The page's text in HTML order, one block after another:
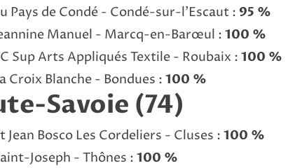
Pays de Condé - Condé-sur-l’Escaut : 95 %
Manuel - Marcq-en-Barœul :100 %
Sup Arts Appliqués Textile - Roubaix :100 %
Croix Blanche - Bondues : 100 %
Savoie (74)
Jean Bosco Les Cordeliers - Cluses : 100 %
Joseph - Thônes : 100 %